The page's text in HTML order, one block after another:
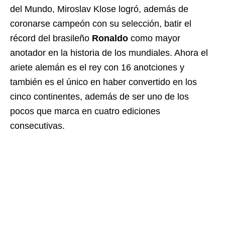
del Mundo, Miroslav Klose logró, además de
coronarse campeón con su selección, batir el
récord del brasileño Ronaldo como mayor
anotador en la historia de los mundiales. Ahora el
ariete alemán es el rey con 16 anotciones y
también es el único en haber convertido en los
cinco continentes, además de ser uno de los
pocos que marca en cuatro ediciones
consecutivas.